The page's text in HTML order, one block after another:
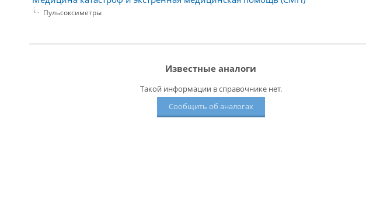
Пульсоксиметры
Известные аналоги
Такой информации в справочнике нет.
Сообщить об аналогах